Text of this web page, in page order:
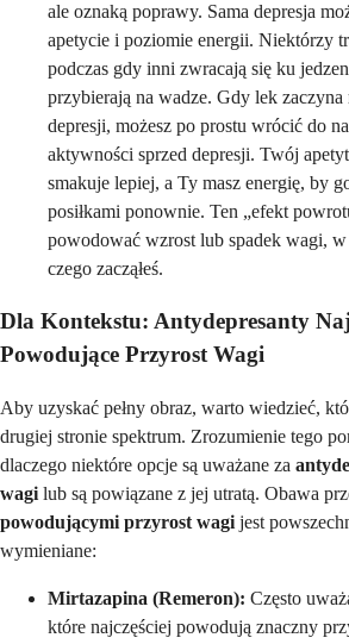
ale oznaką poprawy. Sama depresja
apetycie i poziomie energii. Niektórzy
podczas gdy inni zwracają się ku
przybierają na wadze. Gdy lek zaczyna
depresji, możesz po prostu wrócić do
aktywności sprzed depresji. Twój
smakuje lepiej, a Ty masz energię, by
posiłkami ponownie. Ten „efekt
powodować wzrost lub spadek wagi,
czego zacząłeś.
Dla Kontekstu: Antydepresanty
Powodujące Przyrost Wagi
Aby uzyskać pełny obraz, warto wiedzieć,
drugiej stronie spektrum. Zrozumienie tego
dlaczego niektóre opcje są uważane za
wagi lub są powiązane z jej utratą. Obawa
powodującymi przyrost wagi jest
wymieniane:
Mirtazapina (Remeron): Często
które najczęściej powodują znaczny